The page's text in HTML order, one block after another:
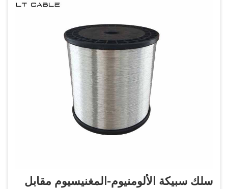
سلك سبيكة الألومنيوم-المغنيسيوم مقابل